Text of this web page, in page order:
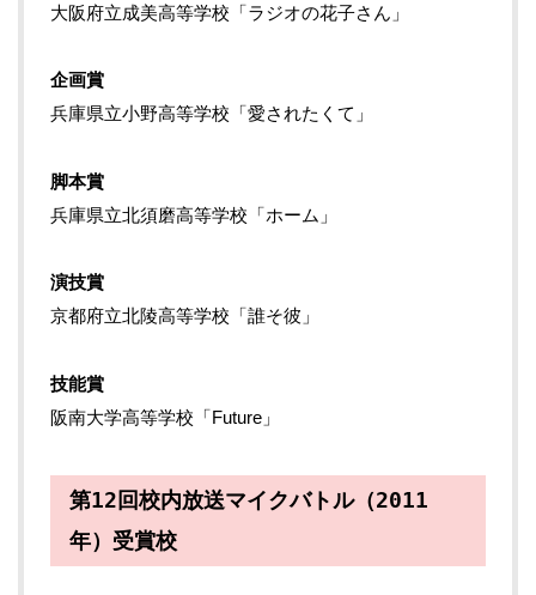
大阪府立成美高等学校「ラジオの花子さん」
企画賞
兵庫県立小野高等学校「愛されたくて」
脚本賞
兵庫県立北須磨高等学校「ホーム」
演技賞
京都府立北陵高等学校「誰そ彼」
技能賞
阪南大学高等学校「Future」
第12回校内放送マイクバトル（2011
年）受賞校